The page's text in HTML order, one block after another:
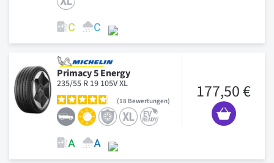
Primacy 5 Energy
235/55 R 19 105V XL
18 Bewertungen 177,50 €